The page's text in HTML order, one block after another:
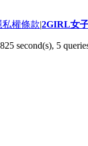
私權條款|2GIRL女
second(s), 5